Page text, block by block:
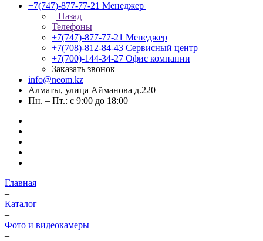
+7(747)-877-77-21 Менеджер
Назад
Телефоны
+7(747)-877-77-21 Менеджер
+7(708)-812-84-43 Сервисный центр
+7(700)-144-34-27 Офис компании
Заказать звонок
info@neom.kz
Алматы, улица Айманова д.220
Пн. – Пт.: с 9:00 до 18:00
Главная
–
Каталог
–
Фото и видеокамеры
–